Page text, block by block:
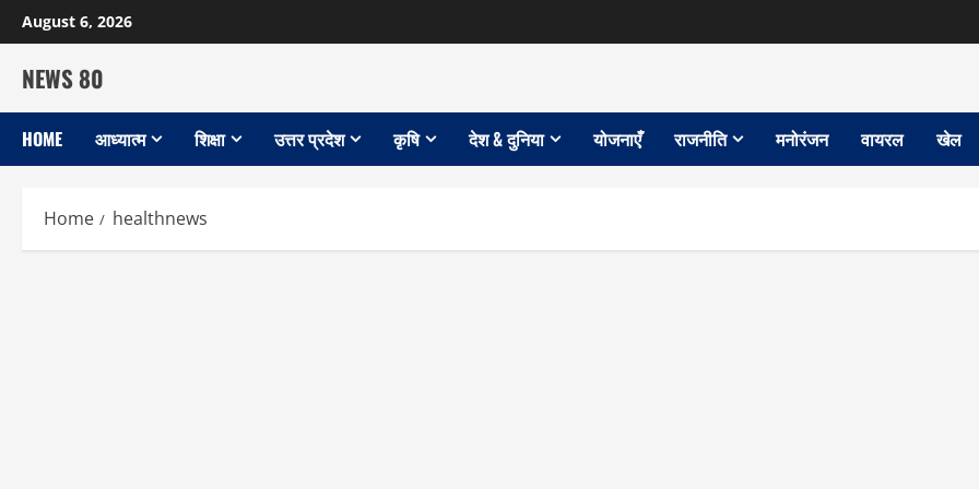
Skip
to
content
August 6, 2026
NEWS 80
HOME आध्यात्म शिक्षा उत्तर प्रदेश कृषि देश & दुनिया योजनाएँ राजनीति मनोरंजन वायरल खेल
Home healthnews